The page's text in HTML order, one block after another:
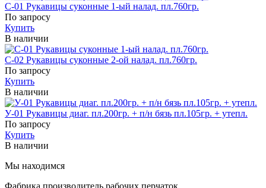
С-01 Рукавицы суконные 1-ый налад. пл.760гр.
По запросу
Купить
В наличии
С-02 Рукавицы суконные 2-ой налад. пл.760гр.
По запросу
Купить
В наличии
У-01 Рукавицы диаг. пл.200гр. + п/н бязь пл.105гр. + утепл.
По запросу
Купить
В наличии
Мы находимся
Фабрика производитель рабочих перчаток